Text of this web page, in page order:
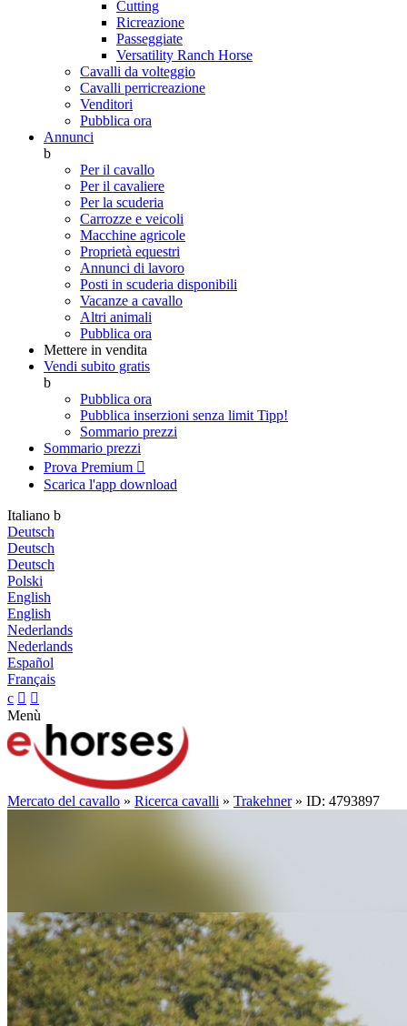
Cutting
Ricreazione
Passeggiate
Versatility Ranch Horse
Cavalli da volteggio
Cavalli perricreazione
Venditori
Pubblica ora
Annunci
b
Per il cavallo
Per il cavaliere
Per la scuderia
Carrozze e veicoli
Macchine agricole
Proprietà equestri
Annunci di lavoro
Posti in scuderia disponibili
Vacanze a cavallo
Altri animali
Pubblica ora
Mettere in vendita
Vendi subito gratis
b
Pubblica ora
Pubblica inserzioni senza limit Tipp!
Sommario prezzi
Sommario prezzi
Prova Premium 
Scarica l'app download
Italiano b
Deutsch
Deutsch
Deutsch
Polski
English
English
Nederlands
Nederlands
Español
Français
c  
Menù
Mercato del cavallo » Ricerca cavalli » Trakehner» ID: 4793897